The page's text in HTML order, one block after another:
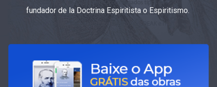
fundador de la Doctrina Espiritista o Espiritismo.